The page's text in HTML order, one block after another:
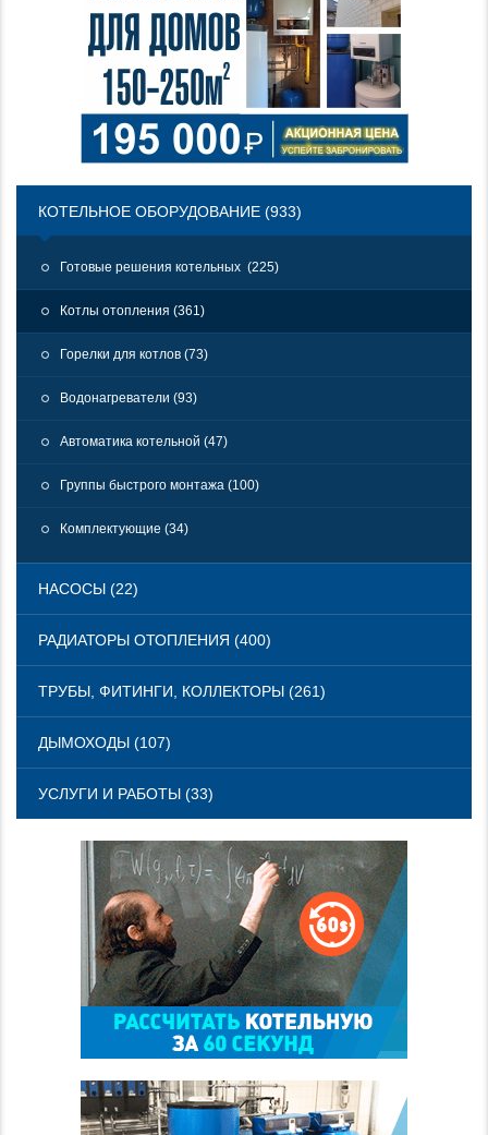
КОТЕЛЬНОЕ ОБОРУДОВАНИЕ (933)
Готовые решения котельных (225)
Котлы отопления (361)
Горелки для котлов (73)
Водонагреватели (93)
Автоматика котельной (47)
Группы быстрого монтажа (100)
Комплектующие (34)
НАСОСЫ (22)
РАДИАТОРЫ ОТОПЛЕНИЯ (400)
ТРУБЫ, ФИТИНГИ, КОЛЛЕКТОРЫ (261)
ДЫМОХОДЫ (107)
УСЛУГИ И РАБОТЫ (33)